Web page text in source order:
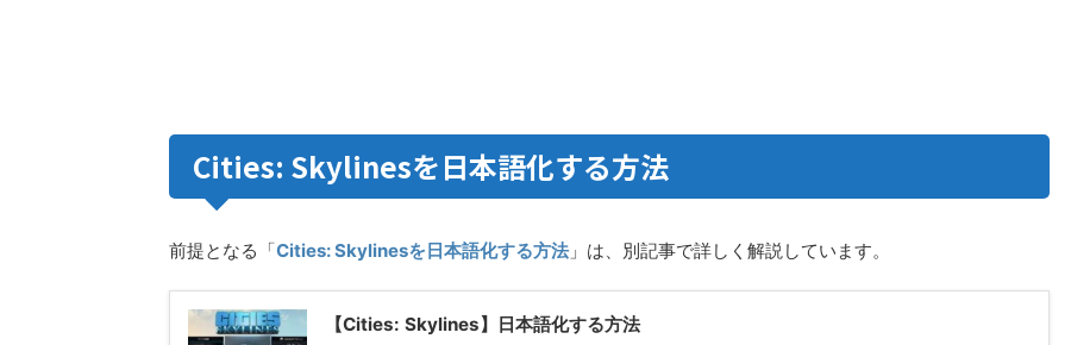
Cities: Skylinesを日本語化する方法
前提となる「Cities: Skylinesを日本語化する方法 」は、別記事で詳しく解説しています。
【Cities: Skylines】日本語化する方法